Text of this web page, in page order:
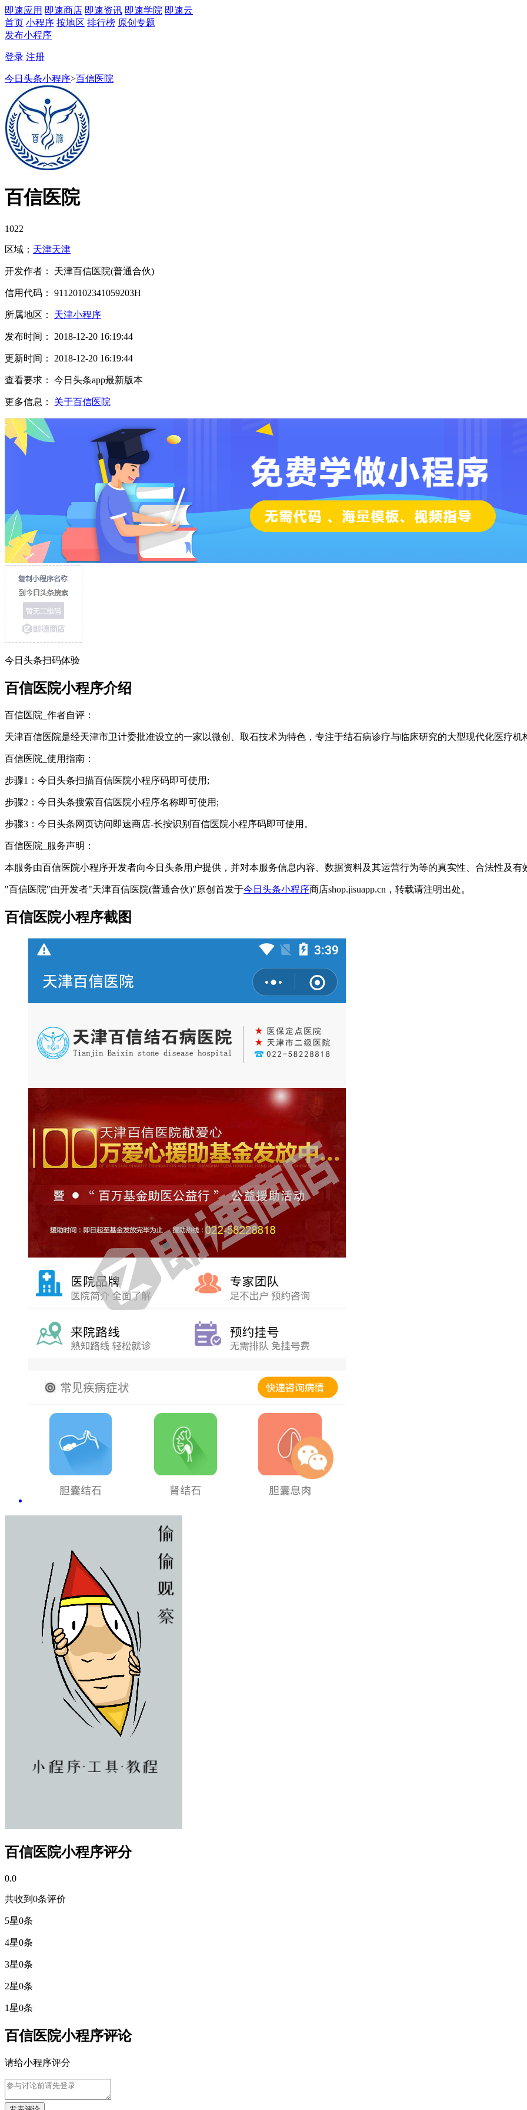
即速应用 即速商店 即速资讯 即速学院 即速云
首页 小程序 按地区 排行榜 原创专题
发布小程序
登录 注册
今日头条小程序>百信医院
百信医院
1022
区域： 天津天津
开发作者： 天津百信医院(普通合伙)
信用代码： 91120102341059203H
所属地区： 天津小程序
发布时间： 2018-12-20 16:19:44
更新时间： 2018-12-20 16:19:44
查看要求： 今日头条app最新版本
更多信息： 关于百信医院
今日头条扫码体验
百信医院小程序介绍
百信医院_作者自评：
天津百信医院是经天津市卫计委批准设立的一家以微创、取石技术为特色，专注于结石病诊疗与临床研究的大型现代化医疗机
百信医院_使用指南：
步骤1：今日头条扫描百信医院小程序码即可使用;
步骤2：今日头条搜索百信医院小程序名称即可使用;
步骤3：今日头条网页访问即速商店-长按识别百信医院小程序码即可使用。
百信医院_服务声明：
本服务由百信医院小程序开发者向今日头条用户提供，并对本服务信息内容、数据资料及其运营行为等的真实性、合法性及有
"百信医院"由开发者"天津百信医院(普通合伙)"原创首发于今日头条小程序商店shop.jisuapp.cn，转载请注明出处。
百信医院小程序截图
百信医院小程序评分
0.0
共收到 0条评价
5星0条
4星0条
3星0条
2星0条
1星0条
百信医院小程序评论
请给小程序评分